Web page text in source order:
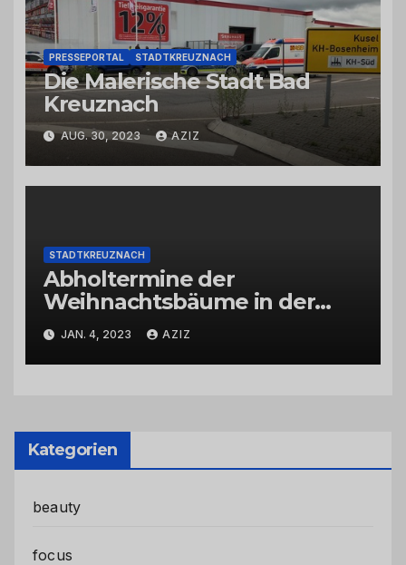
PRESSEPORTAL STADTKREUZNACH
Die Malerische Stadt Bad
Kreuznach
AUG. 30, 2023 AZIZ
STADTKREUZNACH
Abholtermine der
Weihnachtsbäume in der
Kernstadt und in den
Stadtteilen
JAN. 4, 2023 AZIZ
Kategorien
beauty
focus